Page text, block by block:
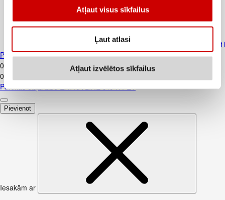
Atļaut visus sīkfailus
Ļaut atlasi
Atļaut izvēlētos sīkfailus
Pārtikas etiķskābe EXTRA LINE 9% 1l
PET
0
0,39€/l
Pārtikas etiķskābe EXTRA LINE 9% 1l PET
Pievienot
Iesakām ar